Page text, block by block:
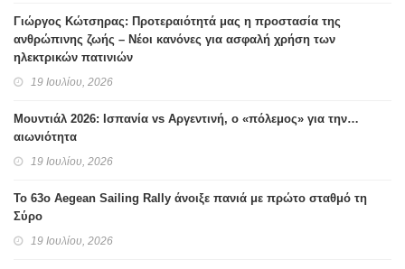
Γιώργος Κώτσηρας: Προτεραιότητά μας η προστασία της
ανθρώπινης ζωής – Νέοι κανόνες για ασφαλή χρήση των
ηλεκτρικών πατινιών
19 Ιουλίου, 2026
Μουντιάλ 2026: Ισπανία vs Αργεντινή, ο «πόλεμος» για την…
αιωνιότητα
19 Ιουλίου, 2026
Το 63ο Aegean Sailing Rally άνοιξε πανιά με πρώτο σταθμό τη
Σύρο
19 Ιουλίου, 2026